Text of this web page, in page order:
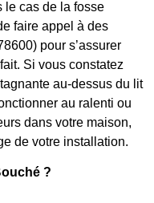
le cas de la fosse
faire appel à des
pour s’assurer
Si vous constatez
au-dessus du lit
au ralenti ou
dans votre maison,
de votre installation.
?